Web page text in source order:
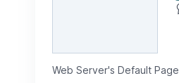
Web Server's Default Page